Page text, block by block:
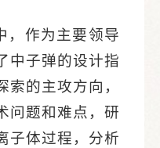
，作为主要领导
中子弹的设计指
的主攻方向，
问题和难点，研
子体过程，分析